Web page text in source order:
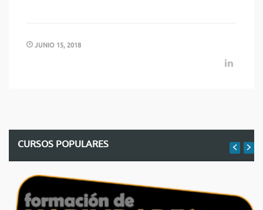
JUNIO 15, 2018
CURSOS POPULARES